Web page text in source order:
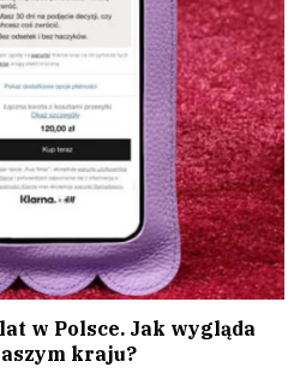
w Polsce. Jak wygląda
kraju?